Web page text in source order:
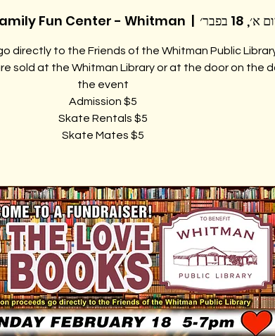
א׳, 18 בפבר׳
  |
Fun Center - Whitman
sold at the Whitman Library or at the door on the
Skate Mates $5